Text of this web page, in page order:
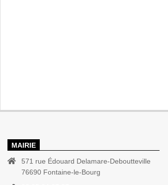
MAIRIE
571 rue Édouard Delamare-Deboutteville
76690 Fontaine-le-Bourg